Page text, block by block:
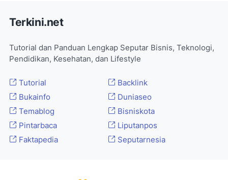
Terkini.net
Tutorial dan Panduan Lengkap Seputar Bisnis, Teknologi,
Pendidikan, Kesehatan, dan Lifestyle
Tutorial
Bukainfo
Temablog
Pintarbaca
Faktapedia
Backlink
Duniaseo
Bisniskota
Liputanpos
Seputarnesia